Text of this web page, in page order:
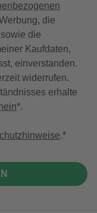
die
die
Kaufdaten,
einverstanden.
widerrufen.
erhalte
*.
.